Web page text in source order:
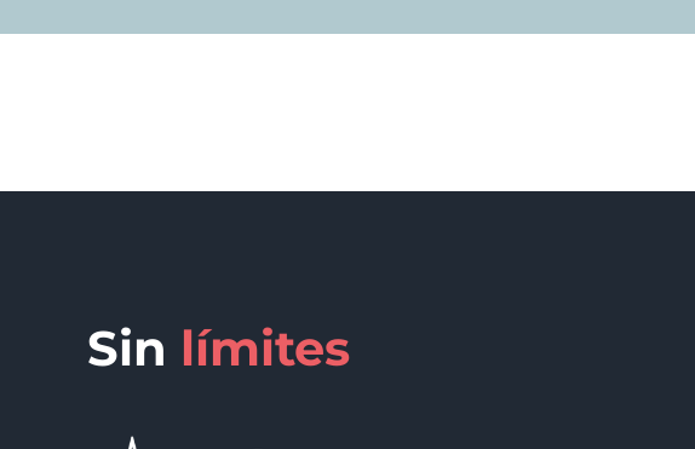
Sin límites